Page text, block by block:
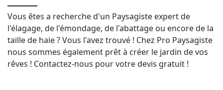
Vous êtes a recherche d'un Paysagiste expert de
l'élagage, de l'émondage, de l'abattage ou encore de la
taille de haie ? Vous l'avez trouvé ! Chez Pro Paysagiste
nous sommes également prêt à créer le jardin de vos
rêves ! Contactez-nous pour votre devis gratuit !